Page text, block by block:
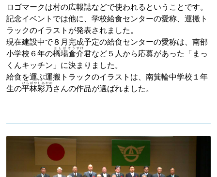
ロゴマークは村の広報誌などで使われるということです。
記念イベントでは他に、学校給食センターの愛称、運搬ト
ラックのイラストが発表されました。
現在建設中で８月完成予定の給食センターの愛称は、南部
小学校６年の橋場倉
はしばそう
介
すけ
君など５人から応募があった「まっ
くんキッチン」に決まりました。
給食を運ぶ運搬トラックのイラストは、南箕輪中学校１年
生の平林彩乃
ひらばやしあやの
さんの作品が選ばれました。